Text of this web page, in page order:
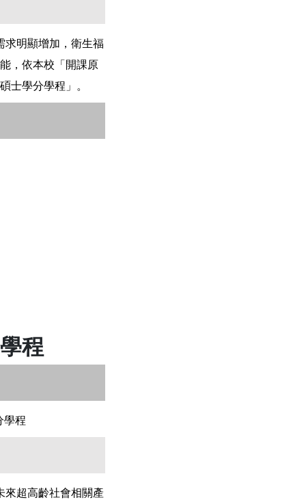
求明顯增加，衛生福
，依本校「開課原
士學分學程」。
程
學程
來超高齡社會相關產